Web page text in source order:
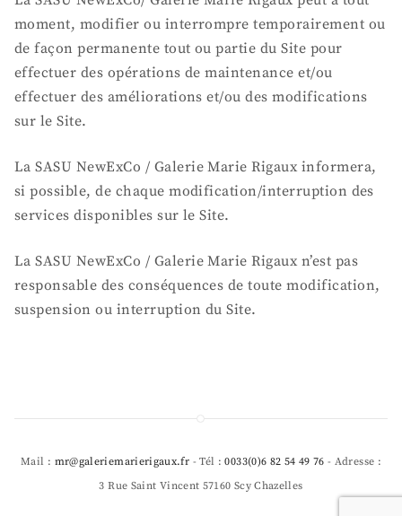
moment, modifier ou interrompre temporairement ou
de façon permanente tout ou partie du Site pour
effectuer des opérations de maintenance et/ou
effectuer des améliorations et/ou des modifications
sur le Site.
La SASU NewExCo / Galerie Marie Rigaux informera,
si possible, de chaque modification/interruption des
services disponibles sur le Site.
La SASU NewExCo / Galerie Marie Rigaux n’est pas
responsable des conséquences de toute modification,
suspension ou interruption du Site.
Mail : mr@galeriemarierigaux.fr - Tél :0033(0)6 82 54 49 76 - Adresse :
3 Rue Saint Vincent 57160 Scy Chazelles